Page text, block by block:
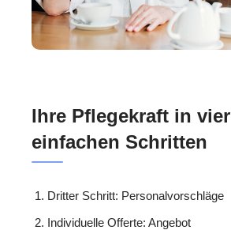
Ihre Pflegekraft in vier
einfachen Schritten
Dritter Schritt: Personalvorschläge
Individuelle Offerte: Angebot